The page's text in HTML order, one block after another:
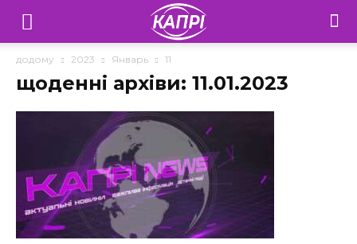
Телебачення
«Капрі»
Донеччини
додому 2023 Январь 11
щоденні архіви: 11.01.2023